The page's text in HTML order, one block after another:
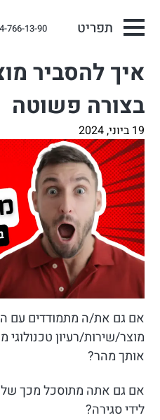
תפריט 766-13-90
איך להסביר
בצורה פשוטה
19 ביוני, 2024
אם גם את/ה מתמודדים עם
מוצר/שירות/רעיון טכנולוגי
אותך מהר?
אם גם אתה מתוסכל מכך
לידי סגירה?